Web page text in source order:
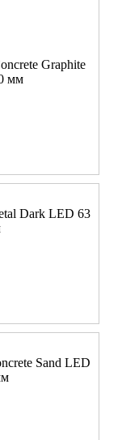
Graphite
мм
Dark LED 63
Sand LED